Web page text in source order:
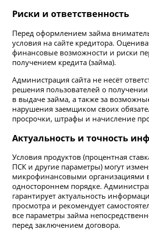
Риски и ответственность
Перед оформлением займа
условия на сайте кредитора.
финансовые возможности и риски
получением кредита (займа).
Администрация сайта не несёт
решения пользователей о получении
в выдаче займа, а также за
нарушения заемщиком своих
просрочки, штрафы и начисление
Актуальность и точность
Условия продуктов (процентная
ПСК и другие параметры) могут
микрофинансовыми организациями
одностороннем порядке.
гарантирует актуальность
просмотра и рекомендует
все параметры займа
перед заключением договора.